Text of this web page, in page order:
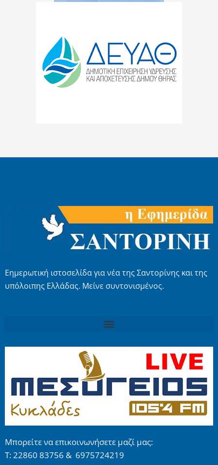
Εημερωτική ιστοσελίδα για νέα της Σαντορίνης και της
υπόλοιπης Ελλάδας. Μείνε συντονισμένος.
Μπορείτε να επικοινωνήσετε μαζί μας:
Τ: 22860 83756 & 6975724219